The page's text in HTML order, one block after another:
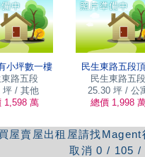
小坪數一樓
東路五段
坪 / 其他
1,598 萬
民生東路五段
民生東路五段
25.30 坪 / 公
總價 1,998
屋賣屋出租屋請找
取消 0 / 105 /